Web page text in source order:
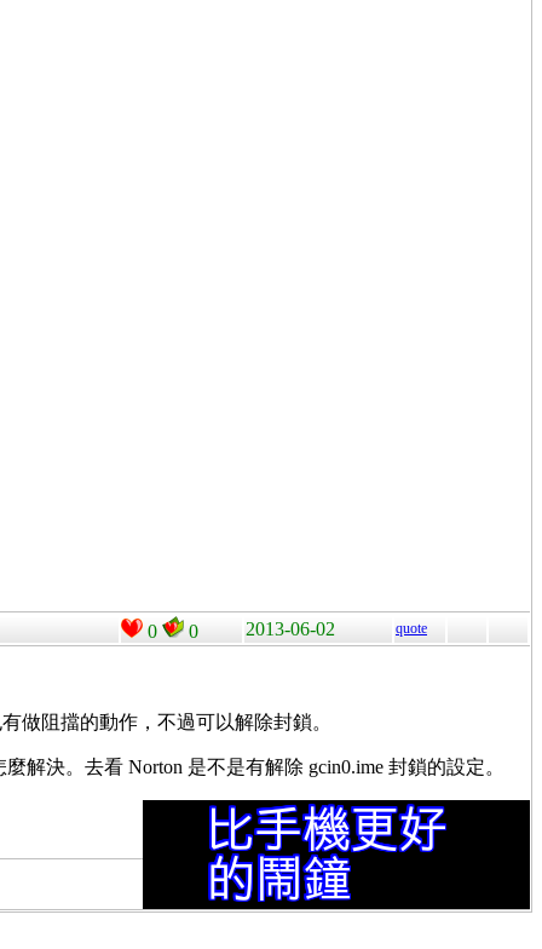
0 0 2013-06-02 quote
做阻擋的動作，不過可以解除封鎖。
解決。去看 Norton 是不是有解除 gcin0.ime 封鎖的設定。